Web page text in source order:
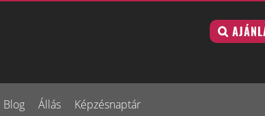
Blog Állás Képzésnaptár